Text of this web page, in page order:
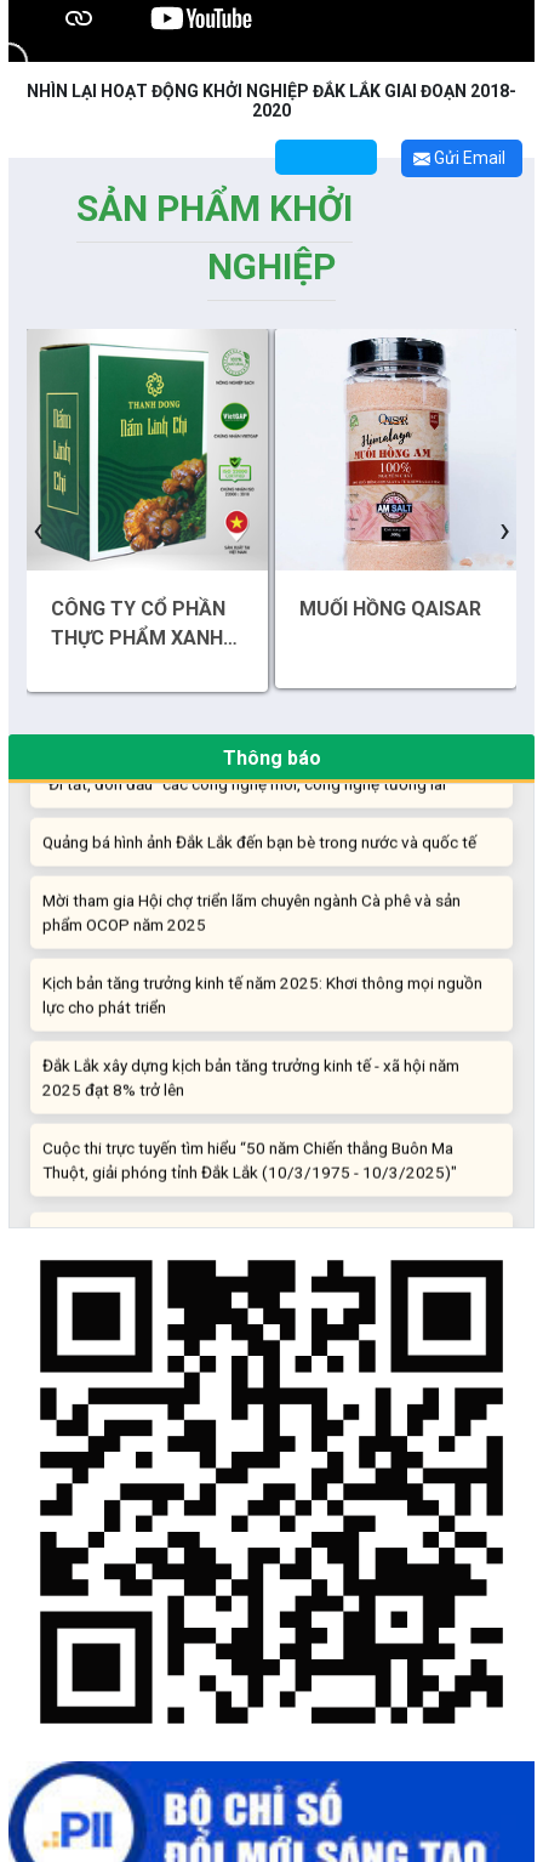
NHÌN LẠI HOẠT ĐỘNG KHỞI NGHIỆP ĐẮK LẮK GIAI ĐOẠN 2018-
2020
Gửi Email
SẢN PHẨM KHỞI
NGHIỆP
CÔNG TY CỔ PHẦN
THỰC PHẨM XANH
MUỐI HỒNG QAISAR
‹ ›
Thông báo
Những sáng tạo độc đáo từ “cây nhà lá vườn”
Khi khoa học - công nghệ chưa có sự đột phá
“Đi tắt, đón đầu” các công nghệ mới, công nghệ tương lai
Quảng bá hình ảnh Đắk Lắk đến bạn bè trong nước và quốc tế
Mời tham gia Hội chợ triển lãm chuyên ngành Cà phê và sản
phẩm OCOP năm 2025
Kịch bản tăng trưởng kinh tế năm 2025: Khơi thông mọi nguồn
lực cho phát triển
Đắk Lắk xây dựng kịch bản tăng trưởng kinh tế - xã hội năm
2025 đạt 8% trở lên
Cuộc thi trực tuyến tìm hiểu “50 năm Chiến thắng Buôn Ma
Thuột, giải phóng tỉnh Đắk Lắk (10/3/1975 - 10/3/2025)"
Những sáng tạo độc đáo từ “cây nhà lá vườn”
Gam màu sáng trong bức tranh khởi nghiệp đổi mới sáng tạo
Chế biến sâu – Nâng cao giá trị nông sản
“Đi tắt, đón đầu” các công nghệ mới, công nghệ tương lai
Quảng bá hình ảnh Đắk Lắk đến bạn bè trong nước và quốc tế
Mời tham gia Hội chợ triển lãm chuyên ngành Cà phê và sản
Kịch bản tăng trưởng kinh tế năm 2025: Khơi thông mọi nguồn
Đắk Lắk xây dựng kịch bản tăng trưởng kinh tế - xã hội năm
Cuộc thi trực tuyến tìm hiểu “50 năm Chiến thắng Buôn Ma
Thuột, giải phóng tỉnh Đắk Lắk (10/3/1975 - 10/3/2025)"